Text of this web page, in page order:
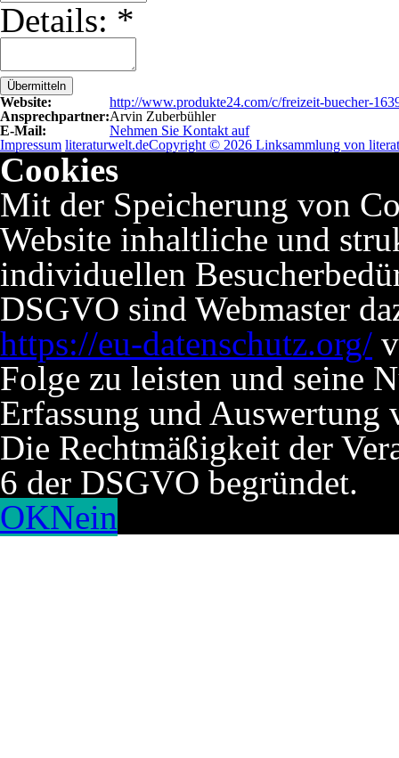
Details: *
Übermitteln
Website:
http://www.produkte24.com/c/freizeit-buecher-
Ansprechpartner:Arvin Zuberbühler
E-Mail:
Nehmen Sie Kontakt auf
Impressum literaturwelt.deCopyright © 2026 Linksammlung von
Cookies
Mit der Speicherung von
Website inhaltliche und
individuellen
DSGVO sind Webmaster
https://eu-datenschutz.org/
Folge zu leisten und seine
Erfassung und Auswertung
Die Rechtmäßigkeit der
6 der DSGVO begründet.
OKNein